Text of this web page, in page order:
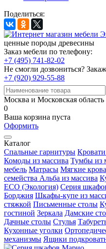
Поделиться:
ценные породы древесины
Заказ мебели по телефону:
+7 (495) 741-82-02
Не смогли дозвониться?
+7 (920) 929-55-88
Москва и Московская область
0
Ваша корзина пуста
Оформить
Каталог
Спальные гарнитуры
Комоды из массива Тумбы из
мебель Матрасы Мягкие
семейства Альба из массива
ECO (Экология) Серия
Борджия Шкафы-купе из
стяжкой Письменные столы
гостиной Зеркала Дамские
Дачные столы Стулья
Кухонные уголки
механизмы Ящики